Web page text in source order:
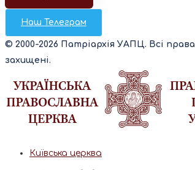
Наш Телеграм
© 2000-2026 Патріархія УАПЦ. Всі права
захищені.
Київська церква